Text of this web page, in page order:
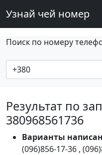
Узнай чей номер
Поиск по номеру
Результат по
380968561736
Варианты
(096)856-17-36 ,